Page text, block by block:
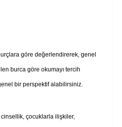
göre değerlendirerek, genel
burca göre okumayı tercih
bir perspektif alabilirsiniz.
cinsellik, çocuklarla ilişkiler,